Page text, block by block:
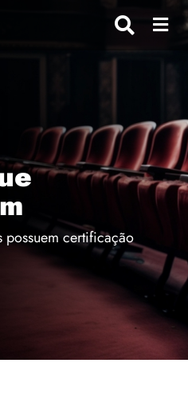
possuem certificação